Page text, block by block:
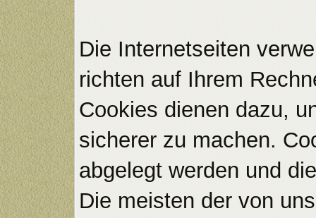
Die Internetseiten
richten auf Ihrem
Cookies dienen dazu,
sicherer zu machen.
abgelegt werden und
Die meisten der von